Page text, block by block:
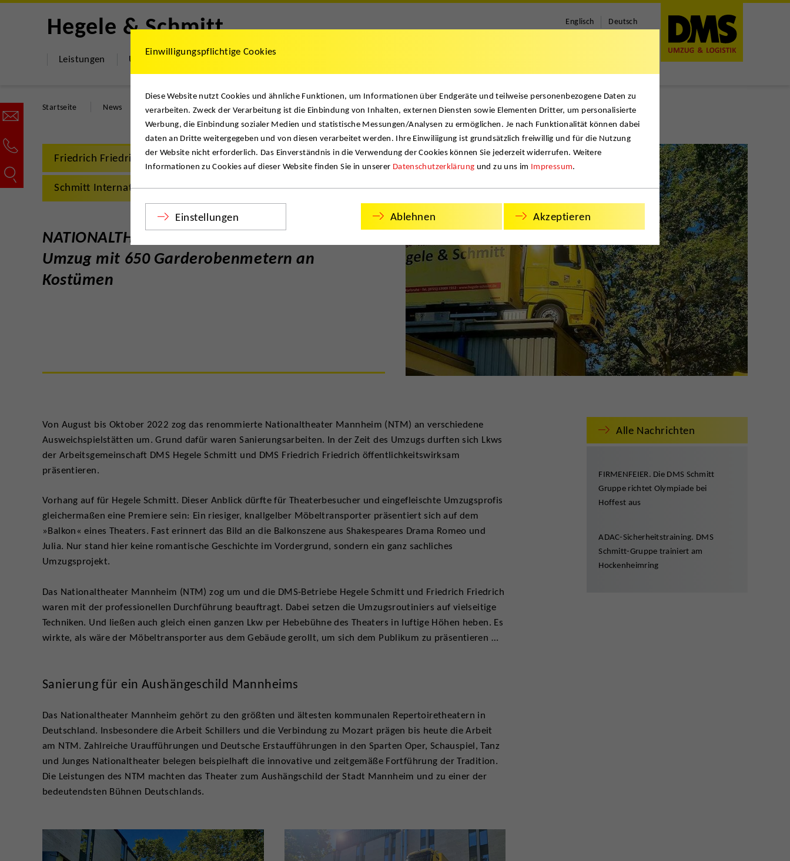
Hegele & Schmitt Englisch Deutsch
Leistungen Umzugsshop Über uns
Startseite News NATIONALTHEATER MANNHEIM.…
Friedrich Friedrich Hegele + Schmitt
Schmitt International
NATIONALTHEATER MANNHEIM. Bühnenreifer
Umzug mit 650 Garderobenmetern an
Kostümen
Von August bis Oktober 2022 zog das renommierte Nationaltheater Mannheim (NTM) an verschiedene
Ausweichspielstätten um. Grund dafür waren Sanierungsarbeiten. In der Zeit des Umzugs durften sich Lkws
der Arbeitsgemeinschaft DMS Hegele Schmitt und DMS Friedrich Friedrich öffentlichkeitswirksam
präsentieren.
Vorhang auf für Hegele Schmitt. Dieser Anblick dürfte für Theaterbesucher und eingefleischte Umzugsprofis
gleichermaßen eine Premiere sein: Ein riesiger, knallgelber Möbeltransporter präsentiert sich auf dem
»Balkon« eines Theaters. Fast erinnert das Bild an die Balkonszene aus Shakespeares Drama Romeo und
Julia. Nur stand hier keine romantische Geschichte im Vordergrund, sondern ein ganz sachliches
Umzugsprojekt.
Das Nationaltheater Mannheim (NTM) zog um und die DMS-Betriebe Hegele Schmitt und Friedrich Friedrich
waren mit der professionellen Durchführung beauftragt. Dabei setzen die Umzugsroutiniers auf vielseitige
Techniken. Und ließen auch gleich einen ganzen Lkw per Hebebühne des Theaters in luftige Höhen heben. Es
wirkte, als wäre der Möbeltransporter aus dem Gebäude gerollt, um sich dem Publikum zu präsentieren …
Sanierung für ein Aushängeschild Mannheims
Das Nationaltheater Mannheim gehört zu den größten und ältesten kommunalen Repertoiretheatern in
Deutschland. Insbesondere die Arbeit Schillers und die Verbindung zu Mozart prägen bis heute die Arbeit
am NTM. Zahlreiche Uraufführungen und Deutsche Erstaufführungen in den Sparten Oper, Schauspiel, Tanz
und Junges Nationaltheater belegen beispielhaft die innovative und zeitgemäße Fortführung der Tradition.
Die Leistungen des NTM machten das Theater zum Aushängschild der Stadt Mannheim und zu einer der
bedeutendsten Bühnen Deutschlands.
Alle Nachrichten
FIRMENFEIER. Die DMS Schmitt
Gruppe richtet Olympiade bei
Hoffest aus
ADAC-Sicherheitstraining. DMS
Schmitt-Gruppe trainiert am
Hockenheimring
Einwilligungspflichtige Cookies
Diese Website nutzt Cookies und ähnliche Funktionen, um Informationen über Endgeräte und teilweise personenbezogene Daten zu
verarbeiten. Zweck der Verarbeitung ist die Einbindung von Inhalten, externen Diensten sowie Elementen Dritter, um personalisierte
Werbung, die Einbindung sozialer Medien und statistische Messungen/Analysen zu ermöglichen. Je nach Funktionalität können dabei
daten an Dritte weitergegeben und von diesen verarbeitet werden. Ihre Einwiliigung ist grundsätzlich freiwillig und für die Nutzung
der Website nicht erforderlich. Das Einverständnis in die Verwendung der Cookies können Sie jederzeit widerrufen. Weitere
Informationen zu Cookies auf dieser Website finden Sie in unserer Datenschutzerklärung und zu uns im Impressum.
Einstellungen Ablehnen Akzeptieren